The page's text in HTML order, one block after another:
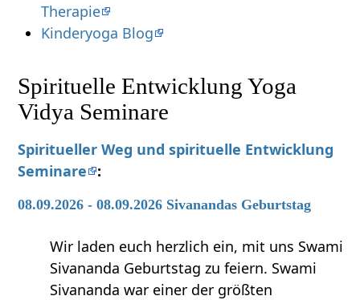
Therapie
Kinderyoga Blog
Spirituelle Entwicklung Yoga
Vidya Seminare
Spiritueller Weg und spirituelle Entwicklung
Seminare
:
08.09.2026 - 08.09.2026 Sivanandas Geburtstag
Wir laden euch herzlich ein, mit uns Swami
Sivananda Geburtstag zu feiern. Swami
Sivananda war einer der größten